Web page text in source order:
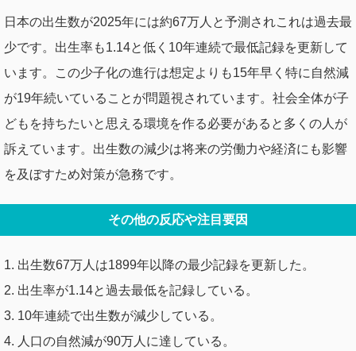
日本の出生数が2025年には約67万人と予測されこれは過去最
少です。出生率も1.14と低く10年連続で最低記録を更新して
います。この少子化の進行は想定よりも15年早く特に自然減
が19年続いていることが問題視されています。社会全体が子
どもを持ちたいと思える環境を作る必要があると多くの人が
訴えています。出生数の減少は将来の労働力や経済にも影響
を及ぼすため対策が急務です。
その他の反応や注目要因
1. 出生数67万人は1899年以降の最少記録を更新した。
2. 出生率が1.14と過去最低を記録している。
3. 10年連続で出生数が減少している。
4. 人口の自然減が90万人に達している。